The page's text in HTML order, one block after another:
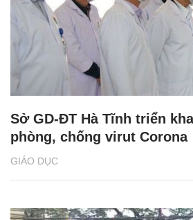
GIÁO DỤC
Sở GD-ĐT Hà Tĩnh triển
phòng, chống virut Corona